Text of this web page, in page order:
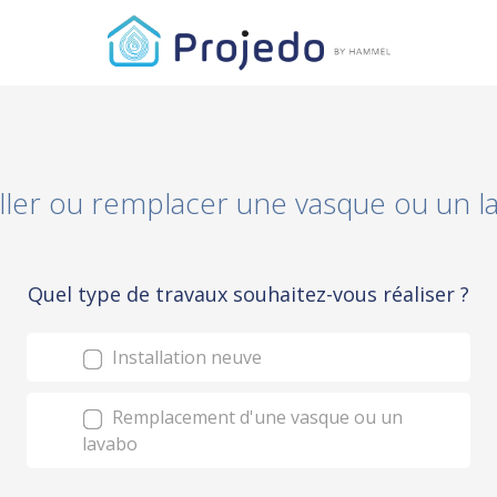
ou remplacer une vasque ou un
Quel type de travaux souhaitez-vous réaliser ?
Installation neuve
Remplacement d'une vasque ou un
lavabo